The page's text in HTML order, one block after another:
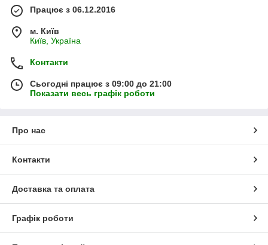
Працює з 06.12.2016
м. Київ
Київ, Україна
Контакти
Сьогодні працює з 09:00 до 21:00
Показати весь графік роботи
Про нас
Контакти
Доставка та оплата
Графік роботи